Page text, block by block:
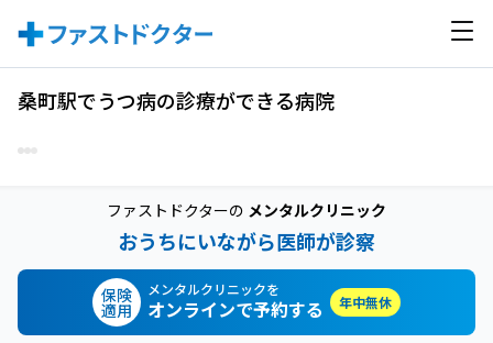
桑町駅でうつ病の診療ができる病院
ファストドクターの メンタルクリニック
おうちにいながら医師が診察
保険
適用
メンタルクリニックを
オンラインで予約する 年中無休